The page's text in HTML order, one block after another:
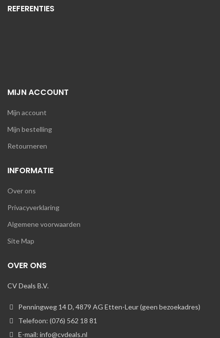
REFERENTIES
MIJN ACCOUNT
Mijn account
Mijn bestelling
Retourneren
INFORMATIE
Over ons
Privacyverklaring
Algemene voorwaarden
Site Map
OVER ONS
CV Deals B.V.
Penningweg 14 D, 4879 AG Etten-Leur (geen bezoekadres)
Telefoon: (076) 562 18 81
E-mail: info@cvdeals.nl